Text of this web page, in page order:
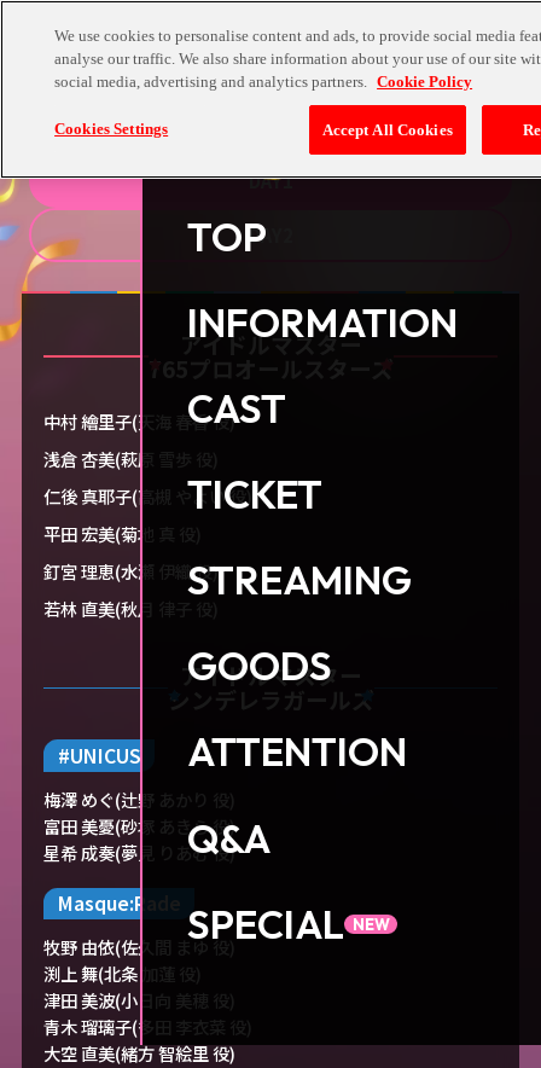
TOP
INFORMATION
CAST
TICKET
STREAMING
GOODS
ATTENTION
Q&A
SPECIAL
CAST
DAY1
DAY2
アイドルマスター
中村 繪里子(天海 春香 役)
浅倉 杏美(萩原 雪歩 役)
仁後 真耶子(高槻 やよい 役)
平田 宏美(菊地 真 役)
釘宮 理恵(水瀬 伊織 役)
若林 直美(秋月 律子 役)
アイドルマスター
#UNICUS
梅澤 めぐ(辻野 あかり 役)
富田 美憂(砂塚 あきら 役)
星希 成奏(夢見 りあむ 役)
Masque:Rade
牧野 由依(佐久間 まゆ 役)
渕上 舞(北条 加蓮 役)
津田 美波(小日向 美穂 役)
青木 瑠璃子(多田 李衣菜 役)
大空 直美(緒方 智絵里 役)
We use cookies to personalise content and ads, to provide social media
analyse our traffic. We also share information about your use of our site
social media, advertising and analytics partners. Cookie Policy
Cookies Settings Accept All Cookies